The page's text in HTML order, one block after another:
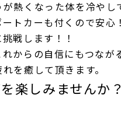
熱くなった体を冷やし
トカーも付くので安心
戦します！！
からの自信にもつなが
を癒して頂きます。
楽しみませんか